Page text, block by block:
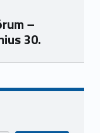
–
30.